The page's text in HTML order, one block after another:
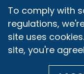
To comply with
regulations,
site uses
site, you're